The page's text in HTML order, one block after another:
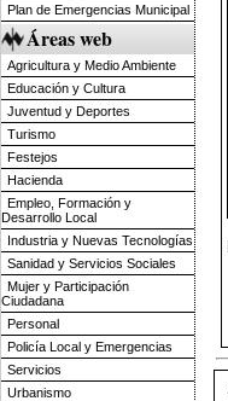
Plan de Emergencias Municipal
Áreas web
Agricultura y Medio Ambiente
Educación y Cultura
Juventud y Deportes
Turismo
Festejos
Hacienda
Empleo, Formación y
Desarrollo Local
Industria y Nuevas Tecnologías
Sanidad y Servicios Sociales
Mujer y Participación
Ciudadana
Personal
Policía Local y Emergencias
Servicios
Urbanismo